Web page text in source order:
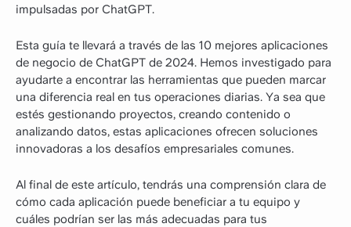
impulsadas por ChatGPT.
Esta guía te llevará a través de las 10 mejores aplicaciones
de negocio de ChatGPT de 2024. Hemos investigado para
ayudarte a encontrar las herramientas que pueden marcar
una diferencia real en tus operaciones diarias. Ya sea que
estés gestionando proyectos, creando contenido o
analizando datos, estas aplicaciones ofrecen soluciones
innovadoras a los desafíos empresariales comunes.
Al final de este artículo, tendrás una comprensión clara de
cómo cada aplicación puede beneficiar a tu equipo y
cuáles podrían ser las más adecuadas para tus